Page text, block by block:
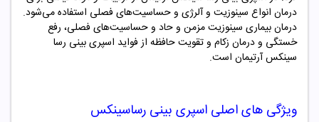
درمان انواع سینوزیت و آلرژی و حساسیت‌های فصلی استفاده می‌شود.
درمان بیماری سینوزیت مزمن و حاد و حساسیت‌های فصلی، رفع
خستگی و درمان زکام و تقویت حافظه از فواید اسپری بینی رسا
سینکس آرتیمان است.
ویژگی های اصلی اسپری بینی رساسینکس